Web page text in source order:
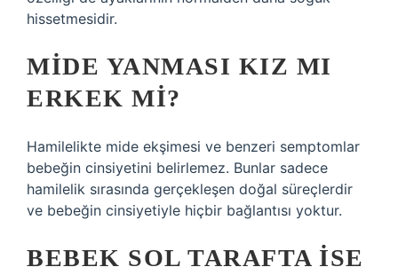
hissetmesidir.
MIDE YANMASI KIZ MI
ERKEK MI?
Hamilelikte mide ekşimesi ve benzeri semptomlar
bebeğin cinsiyetini belirlemez. Bunlar sadece
hamilelik sırasında gerçekleşen doğal süreçlerdir
ve bebeğin cinsiyetiyle hiçbir bağlantısı yoktur.
BEBEK SOL TARAFTA ISE